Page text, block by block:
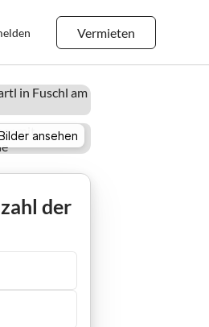
Vermieten
ansehen
der